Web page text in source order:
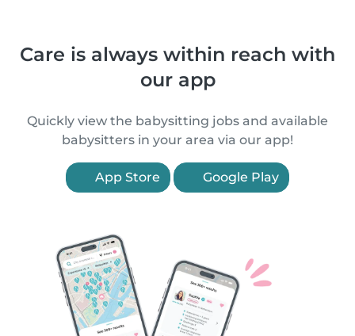
Care is always within reach with
our app
Quickly view the babysitting jobs and available
babysitters in your area via our app!
App Store Google Play